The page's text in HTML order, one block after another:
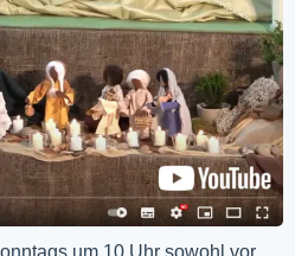
um 10 Uhr sowohl vor